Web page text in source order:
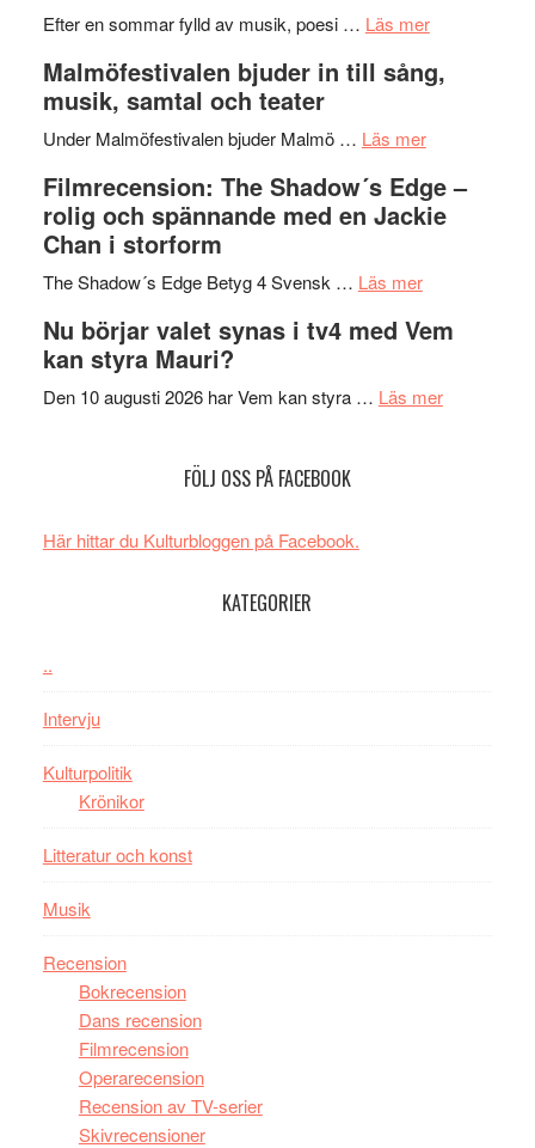
genrens
terräng
på
Efter en sommar fylld av musik, poesi … Läs merom
Endre,
Roland
Pöntinen
Artipelag
Malmöfestivalen bjuder in till sång,
musik, samtal och teater
Under Malmöfestivalen bjuder Malmö … Läs merom
bjuder
in
samtal
teater
Filmrecension: The Shadow´s Edge –
rolig och spännande med en Jackie
Chan i storform
The Shadow´s Edge Betyg 4 Svensk … Läs merom
The
´s
Nu börjar valet synas i tv4 med Vem
kan styra Mauri?
Den 10 augusti 2026 har Vem kan styra … Läs merom
FÖLJ OSS PÅ FACEBOOK
Här hittar du Kulturbloggen på Facebook.
KATEGORIER
..
Intervju
Kulturpolitik
Krönikor
Litteratur och konst
Musik
Recension
Bokrecension
Dans recension
Filmrecension
Operarecension
Recension av TV-serier
Skivrecensioner